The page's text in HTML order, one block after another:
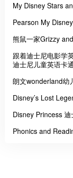
My Disney Stars
Pearson My
熊鼠一家Grizzy
跟着迪士尼电影学
Disney Movies 更
迪士尼儿童英语卡
朗文wonderland幼
Disney’s Lost
Disney Princess
Phonics and